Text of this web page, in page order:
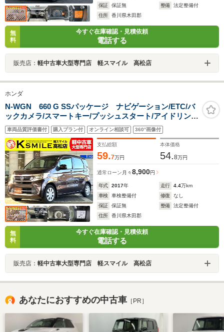
保証
保証無 整備
法定整備付
住所
香川県木田郡
無
料
今すぐ在庫確認・見積依頼
電話する
販売店： 軽中古車大型専門店 軽スマイル 高松店
ホンダ
N-WGN 660 G SSパッケージ ナビゲーション/ETC/バ
ックカメラ/スマートキー/プッシュスタート/アイドリング
ストップ/電動格納ミラー/オートライト/オートエアコン/
ベンチシート/フロアマット/横滑防止装置
車両品質評価書付 購入プラン付 オンライン相談可 360°画像付
支払総額
59.7万円
本体価格
54.8万円
通常ローン 月々8,900円
年式 2017年 走行 4.4万km
車検
車検整備付 修復
なし
保証
保証無 整備
法定整備付
住所
香川県木田郡
無
料
今すぐ在庫確認・見積依頼
電話する
販売店： 軽中古車大型専門店 軽スマイル 高松店
あなたにおすすめの中古車 ［PR］